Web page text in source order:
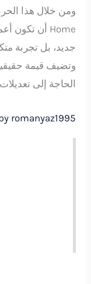
Home أن تكون أعمال
جديد، بل تجربة
وتضيف قيمة
الحاجة إلى
romanyaz1995